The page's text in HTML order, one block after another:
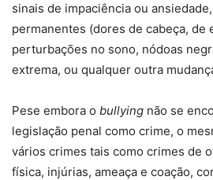
sinais de impaciência ou
permanentes (dores de cabeça, de
perturbações no sono, nódoas
extrema, ou qualquer outra
Pese embora o bullying não se
legislação penal como crime, o
vários crimes tais como crimes de
física, injúrias, ameaça e coação,